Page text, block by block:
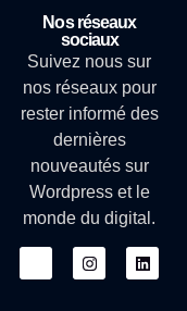
Nos réseaux
sociaux
Suivez nous sur
nos réseaux pour
rester informé des
dernières
nouveautés sur
Wordpress et le
monde du digital.